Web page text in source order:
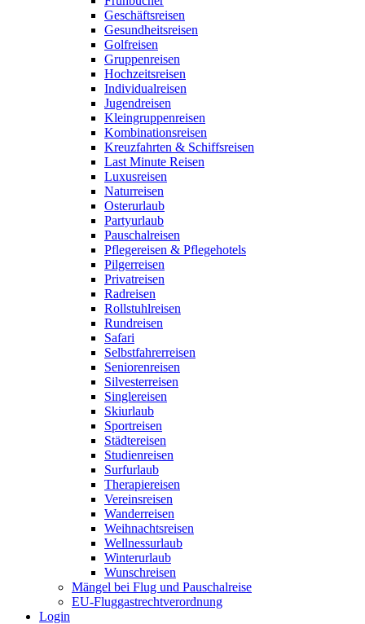
Geschäftsreisen
Gesundheitsreisen
Golfreisen
Gruppenreisen
Hochzeitsreisen
Individualreisen
Jugendreisen
Kleingruppenreisen
Kombinationsreisen
Kreuzfahrten & Schiffsreisen
Last Minute Reisen
Luxusreisen
Naturreisen
Osterurlaub
Partyurlaub
Pauschalreisen
Pflegereisen & Pflegehotels
Pilgerreisen
Privatreisen
Radreisen
Rollstuhlreisen
Rundreisen
Safari
Selbstfahrerreisen
Seniorenreisen
Silvesterreisen
Singlereisen
Skiurlaub
Sportreisen
Städtereisen
Studienreisen
Surfurlaub
Therapiereisen
Vereinsreisen
Wanderreisen
Weihnachtsreisen
Wellnessurlaub
Winterurlaub
Wunschreisen
Mängel bei Flug und Pauschalreise
EU-Fluggastrechtverordnung
Login